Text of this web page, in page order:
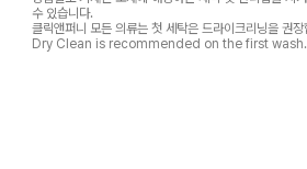
수 있습니다.
클릭앤퍼니 모든 의류는 첫 세탁은 드라이크리닝을 권장
Dry Clean is recommended on the first wash.